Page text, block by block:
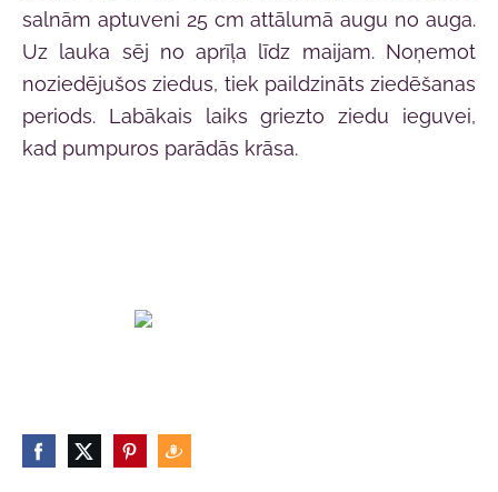
salnām aptuveni 25 cm attālumā augu no auga.
Uz lauka sēj no aprīļa līdz maijam. Noņemot
noziedējušos ziedus, tiek paildzināts ziedēšanas
periods. Labākais laiks griezto ziedu ieguvei,
kad pumpuros parādās krāsa.